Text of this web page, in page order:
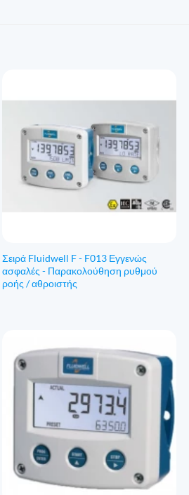
Σειρά Fluidwell F - F013 Εγγενώς
ασφαλές - Παρακολούθηση ρυθμού
ροής / αθροιστής